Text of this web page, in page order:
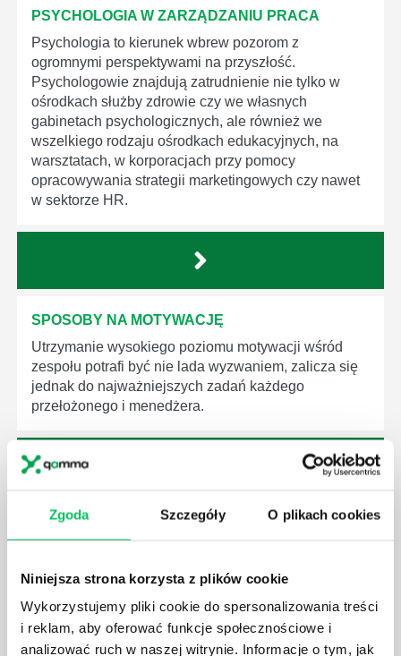
Zgoda Szczegóły O plikach cookies
Niniejsza strona korzysta z plików cookie
Wykorzystujemy pliki cookie do spersonalizowania treści
i reklam, aby oferować funkcje społecznościowe i
analizować ruch w naszej witrynie. Informacje o tym, jak
PSYCHOLOGIA W ZARZĄDZANIU PRACA
Psychologia to kierunek wbrew pozorom z
ogromnymi perspektywami na przyszłość.
Psychologowie znajdują zatrudnienie nie tylko w
ośrodkach służby zdrowie czy we własnych
gabinetach psychologicznych, ale również we
wszelkiego rodzaju ośrodkach edukacyjnych, na
warsztatach, w korporacjach przy pomocy
opracowywania strategii marketingowych czy nawet
w sektorze HR.
SPOSOBY NA MOTYWACJĘ
Utrzymanie wysokiego poziomu motywacji wśród
zespołu potrafi być nie lada wyzwaniem, zalicza się
jednak do najważniejszych zadań każdego
przełożonego i menedżera.
ROZMOWA MOTYWACYJNA Z PRACOWNIKIEM
i emocji rozmówcy, dzięki czemu pobudzamy w nim
pozwalający na zdecydowane i śmiałe akcje.